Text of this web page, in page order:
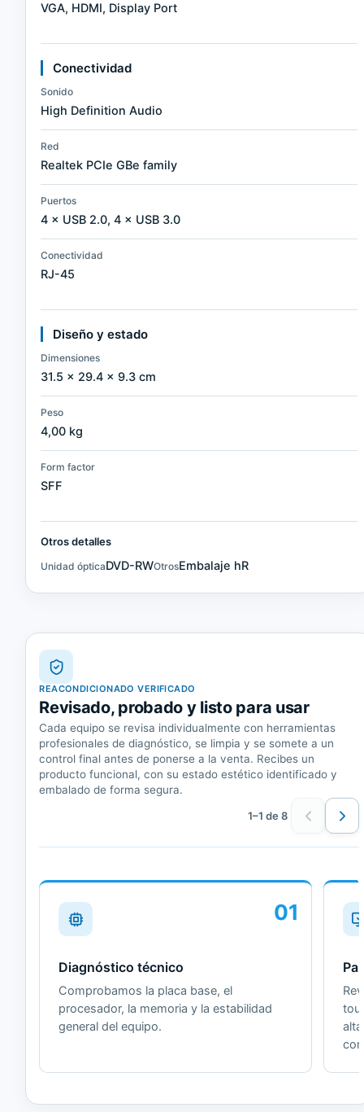
VGA, HDMI, Display Port
Conectividad
Sonido
High Definition Audio
Red
Realtek PCIe GBe family
Puertos
4 × USB 2.0, 4 × USB 3.0
Conectividad
RJ-45
Diseño y estado
Dimensiones
31.5 × 29.4 × 9.3 cm
Peso
4,00 kg
Form factor
SFF
Otros detalles
Unidad ópticaDVD-RWOtrosEmbalaje hR
REACONDICIONADO VERIFICADO
Revisado, probado y listo para usar
Cada equipo se revisa individualmente con herramientas
profesionales de diagnóstico, se limpia y se somete a un
control final antes de ponerse a la venta. Recibes un
producto funcional, con su estado estético identificado y
embalado de forma segura.
1–1 de 8
01
Diagnóstico técnico
Comprobamos la placa base, el
procesador, la memoria y la estabilidad
general del equipo.